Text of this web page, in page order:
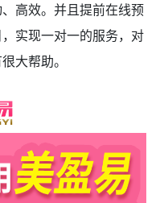
高效。并且提前在线预
实现一对一的服务，对
大帮助。